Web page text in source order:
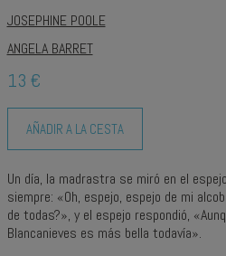
JOSEPHINE POOLE
ANGELA BARRET
13 €
AÑADIR A LA CESTA
Un día, la madrastra se miró en el
siempre: «Oh, espejo, espejo de mi
de todas?», y el espejo respondió,
Blancanieves es más bella todavía».